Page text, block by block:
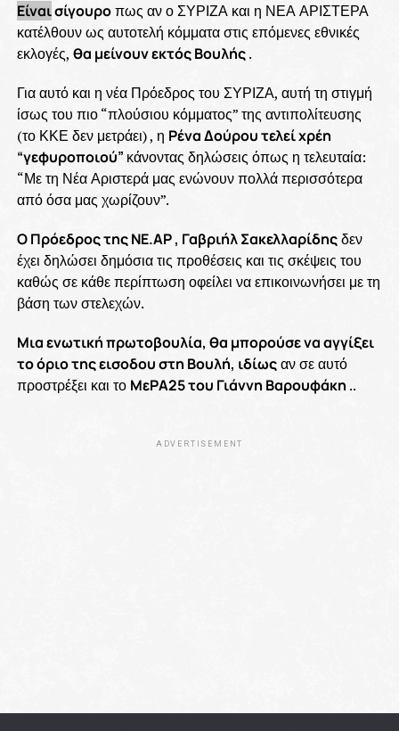
Είναισίγουροπως αν ο ΣΥΡΙΖΑ και η ΝΕΑ ΑΡΙΣΤΕΡΑ
κατέλθουν ως αυτοτελή κόμματα στις επόμενες εθνικές
εκλογές, θα μείνουν εκτός Βουλής.
Για αυτό και η νέα Πρόεδρος του ΣΥΡΙΖΑ, αυτή τη στιγμή
ίσως του πιο “πλούσιου κόμματος” της αντιπολίτευσης
(το ΚΚΕ δεν μετράει) , η Ρένα Δούρου τελεί χρέη
“γεφυροποιού” κάνοντας δηλώσεις όπως η τελευταία:
“Με τη Νέα Αριστερά μας ενώνουν πολλά περισσότερα
από όσα μας χωρίζουν”.
Ο Πρόεδρος της ΝΕ.ΑΡ , Γαβριήλ Σακελλαρίδηςδεν
έχει δηλώσει δημόσια τις προθέσεις και τις σκέψεις του
καθώς σε κάθε περίπτωση οφείλει να επικοινωνήσει με τη
βάση των στελεχών.
Μια ενωτική πρωτοβουλία, θα μπορούσε να αγγίξει
το όριο της εισοδου στη Βουλή, ιδίωςαν σε αυτό
προστρέξει και το ΜεΡΑ25 του Γιάννη Βαρουφάκη ..
ADVERTISEMENT